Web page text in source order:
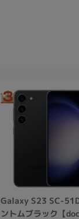
Galaxy S23 SC-
ントムブラック【